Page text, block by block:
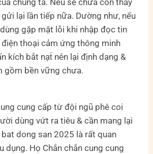
chúng ta. Nếu sẽ chưa còn thấy
lại lần tiếp nữa. Dường như, nếu
gặp mặt lỗi khi nhập đọc tin
thoại cảm ứng thông minh
kích bắt nạt̀ nén lại định dạng &
gồm bền vững chưa.
cung cấp từ đội ngũ phê coi
dùng vứt ra tiêu & cần mang lại
dong san 2025 là rất quan
dụng. Họ Chắn chắn cung cung